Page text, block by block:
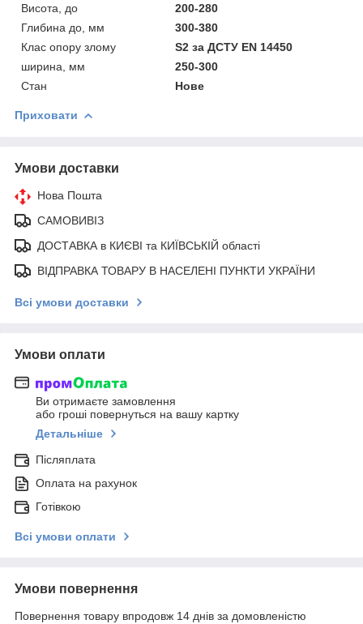
Висота, до
200-280
Глибина до, мм
300-380
Клас опору злому
S2 за ДСТУ EN 14450
ширина, мм
250-300
Стан
Нове
Приховати
Умови доставки
Нова Пошта
САМОВИВІЗ
ДОСТАВКА в КИЄВІ та КИЇВСЬКІЙ області
ВІДПРАВКА ТОВАРУ В НАСЕЛЕНІ ПУНКТИ УКРАЇНИ
Всі умови доставки
Умови оплати
Ви отримаєте замовлення
або гроші повернуться на вашу картку
Детальніше
Післяплата
Оплата на рахунок
Готівкою
Всі умови оплати
Умови повернення
Повернення товару впродовж 14 днів за домовленістю